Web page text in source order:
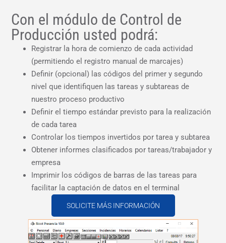
Con el módulo de Control de
Producción usted podrá:
Registrar la hora de comienzo de cada actividad
(permitiendo el registro manual de marcajes)
Definir (opcional) las códigos del primer y segundo
nivel que identifiquen las tareas y subtareas de
nuestro proceso productivo
Definir el tiempo estándar previsto para la realización
de cada tarea
Controlar los tiempos invertidos por tarea y subtarea
Obtener informes clasificados por tareas/trabajador y
empresa
Imprimir los códigos de barras de las tareas para
facilitar la captación de datos en el terminal
SOLICITE MÁS INFORMACIÓN